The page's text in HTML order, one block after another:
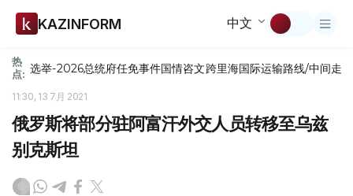
KAZINFORM 中文
热
点: 选举-2026总统府任免事件国情咨文跨里海国际运输路线/中间走廊
11:30, 13 7月 2021
俄罗斯将部分驻阿富汗外交人员转移至乌兹
别克斯坦